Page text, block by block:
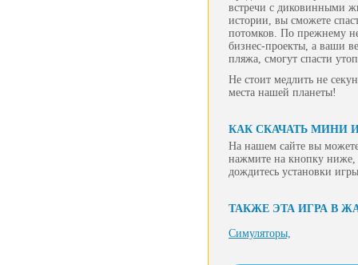
встречи с диковинными
истории, вы сможете
потомков. По прежнему
бизнес-проекты, а ваши
пляжа, смогут спасти
Не стоит медлить не
места нашей планеты!
КАК СКАЧАТЬ МИНИ
На нашем сайте вы
нажмите на кнопку ниже,
дождитесь установки
ТАКЖЕ ЭТА ИГРА В
Симуляторы,